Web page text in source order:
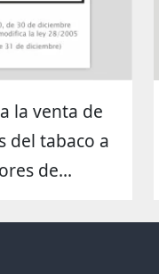
la venta de
del tabaco a
de...